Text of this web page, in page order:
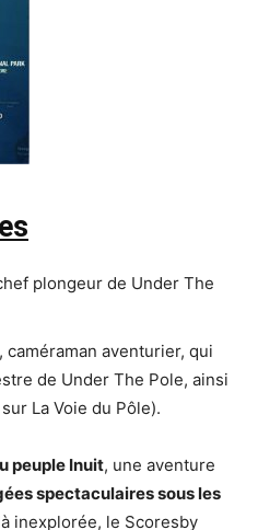
plongeur de Under The
caméraman aventurier, qui
de Under The Pole, ainsi
La Voie du Pôle).
peuple Inuit, une aventure
spectaculaires sous les
inexplorée, le Scoresby